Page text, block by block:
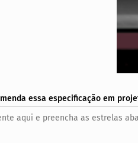
essa especificação em